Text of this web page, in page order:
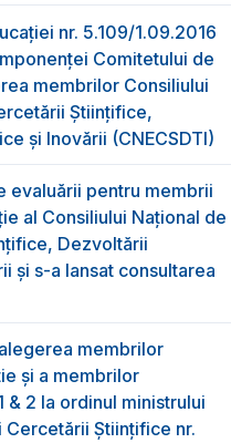
nr. 5.109/1.09.2016
Comitetului de
membrilor Consiliului
Științifice,
şi Inovării (CNECSDTI)
evaluării pentru membrii
al Consiliului Național de
Dezvoltării
şi s-a lansat consultarea
membrilor
şi a membrilor
& 2 la ordinul ministrului
Cercetării Ştiinţifice nr.